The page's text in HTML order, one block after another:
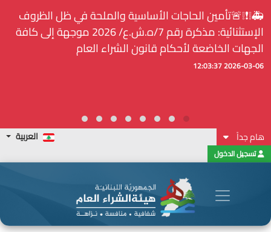
🚑❕❗❕🚨تأمين الحاجات الأساسية والملحة في ظل الظروف
الإستثنائية: مذكرة رقم 7/ه.ش.ع/ 2026 موجهة إلى كافة
الجهات الخاضعة لأحكام قانون الشراء العام
2026-03-06 12:03:37
هام جداً العربية
تسجيل الدخول